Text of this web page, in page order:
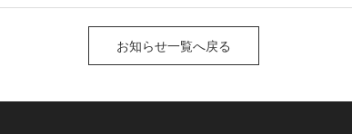
お知らせ一覧へ戻る